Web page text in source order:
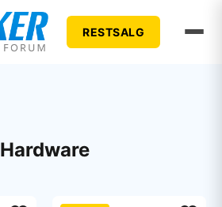
RESTSALG
Hardware